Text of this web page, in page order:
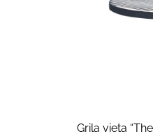
Grila vieta